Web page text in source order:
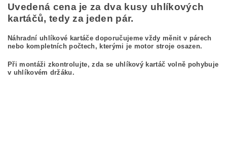
Uvedená cena je za dva kusy uhlíkových
kartáčů, tedy za jeden pár.
Náhradní uhlíkové kartáče doporučujeme vždy měnit v párech
nebo kompletních počtech, kterými je motor stroje osazen.
Při montáži zkontrolujte, zda se uhlíkový kartáč volně pohybuje
v uhlíkovém držáku.